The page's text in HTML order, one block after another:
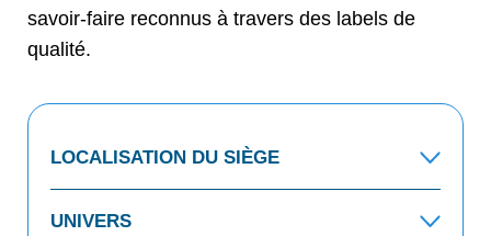
savoir-faire reconnus à travers des labels de
qualité.